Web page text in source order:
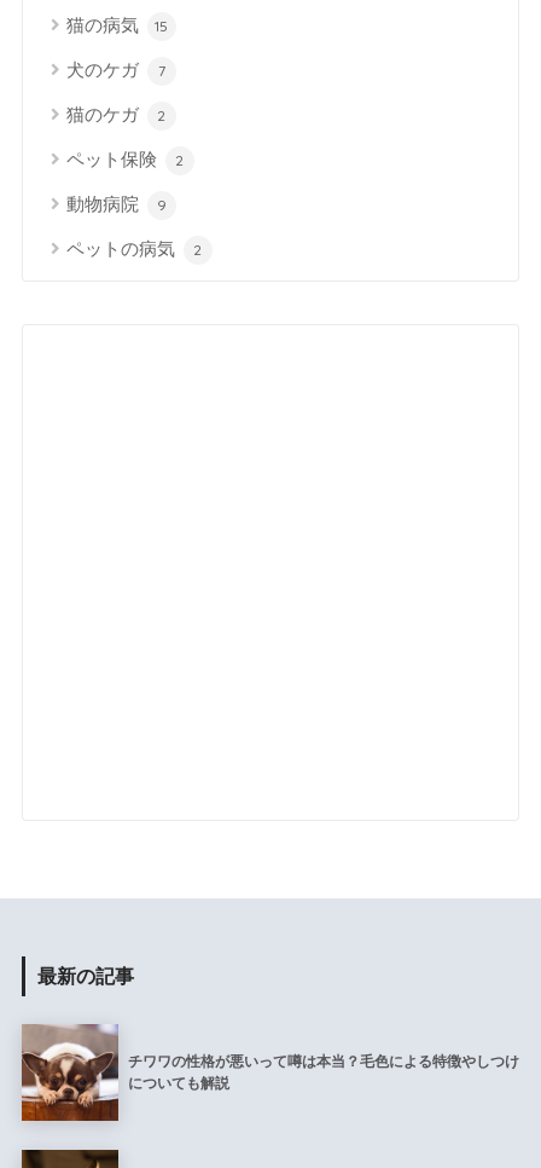
猫の病気 15
犬のケガ 7
猫のケガ 2
ペット保険 2
動物病院 9
ペットの病気 2
最新の記事
チワワの性格が悪いって噂は本当？毛色による特徴やしつけ
についても解説